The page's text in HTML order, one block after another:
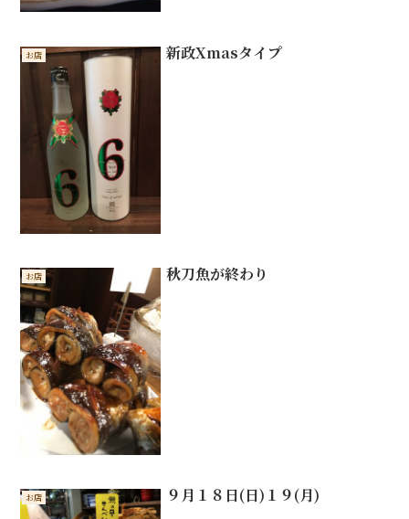
お店 新政Xmasタイプ
お店 秋刀魚が終わり
お店 ９月１８日(日)１９(月)